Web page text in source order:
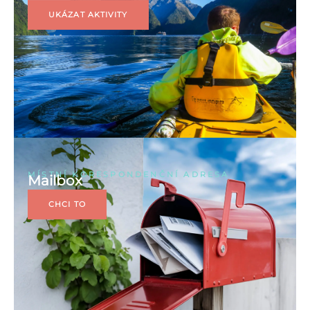
UKÁZAT AKTIVITY
MÍSTNÍ KORESPONDENČNÍ ADRESA
Mailbox
CHCI TO